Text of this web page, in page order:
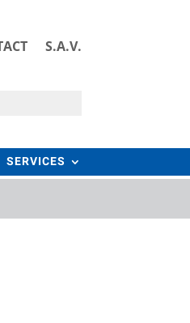
S.A.V.
SERVICES